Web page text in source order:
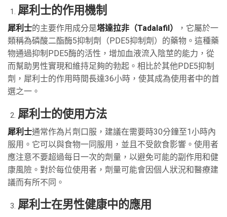
犀利士的作用機制
犀利士的主要作用成分是塔達拉非（Tadalafil）
，它屬於一
類稱為磷酸二酯酶5抑制劑（PDE5抑制劑）的藥物。這種藥
物通過抑制PDE5酶的活性，增加血液流入陰莖的能力，從
而幫助男性實現和維持足夠的勃起。相比於其他PDE5抑制
劑，犀利士的作用時間長達36小時，使其成為使用者中的首
選之一。
犀利士的使用方法
犀利士通常作為片劑口服，建議在需要時30分鐘至1小時內
服用。它可以與食物一同服用，並且不受飲食影響。使用者
應注意不要超過每日一次的劑量，以避免可能的副作用和健
康風險。對於每位使用者，劑量可能會因個人狀況和醫療建
議而有所不同。
犀利士在男性健康中的應用